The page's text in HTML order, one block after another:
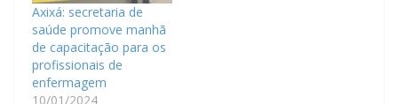
Axixá: secretaria de
saúde promove manhã
de capacitação para os
profissionais de
enfermagem
10/01/2024